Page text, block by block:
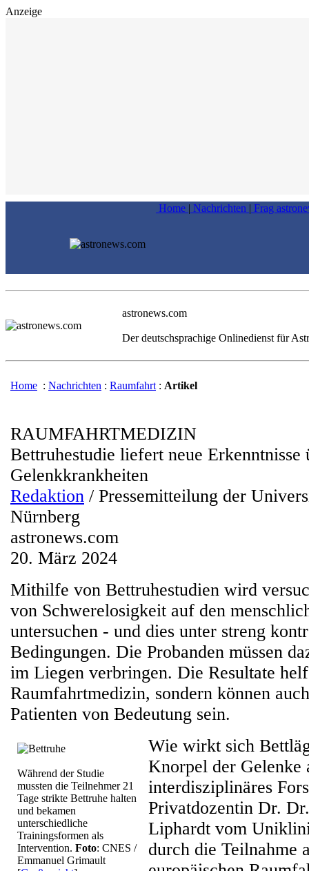
Anzeige
Home | Nachrichten | Frag
astronews.com
Der deutschsprachige Onlinedienst für
Home : Nachrichten : Raumfahrt : Artikel
RAUMFAHRTMEDIZIN
Bettruhestudie liefert neue Erkenntnisse
Gelenkkrankheiten
Redaktion / Pressemitteilung der
Nürnberg
astronews.com
20. März 2024
Mithilfe von Bettruhestudien wird
von Schwerelosigkeit auf den
untersuchen - und dies unter streng
Bedingungen. Die Probanden müssen
im Liegen verbringen. Die Resultate
Raumfahrtmedizin, sondern können
Patienten von Bedeutung sein.
Während der Studie
mussten die Teilnehmer 21
Tage strikte Bettruhe halten
und bekamen
unterschiedliche
Trainingsformen als
Intervention. Foto: CNES /
Emmanuel Grimault
Wie wirkt sich
Knorpel der Gelenke
interdisziplinäres
Privatdozentin Dr.
Liphardt vom
durch die Teilnahme